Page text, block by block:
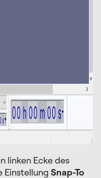
linken Ecke des
Einstellung Snap-To